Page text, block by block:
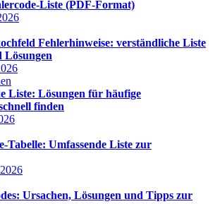
Liste (PDF-Format)
Fehlerhinweise: verständliche Liste
Lösungen
Liste: Lösungen für häufige
finden
Tabelle: Umfassende Liste zur
Ursachen, Lösungen und Tipps zur